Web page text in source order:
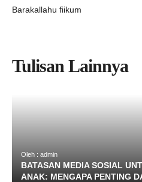
Barakallahu fiikum
Tulisan Lainnya
Oleh : admin
BATASAN MEDIA SOSIAL
ANAK: MENGAPA PENTING